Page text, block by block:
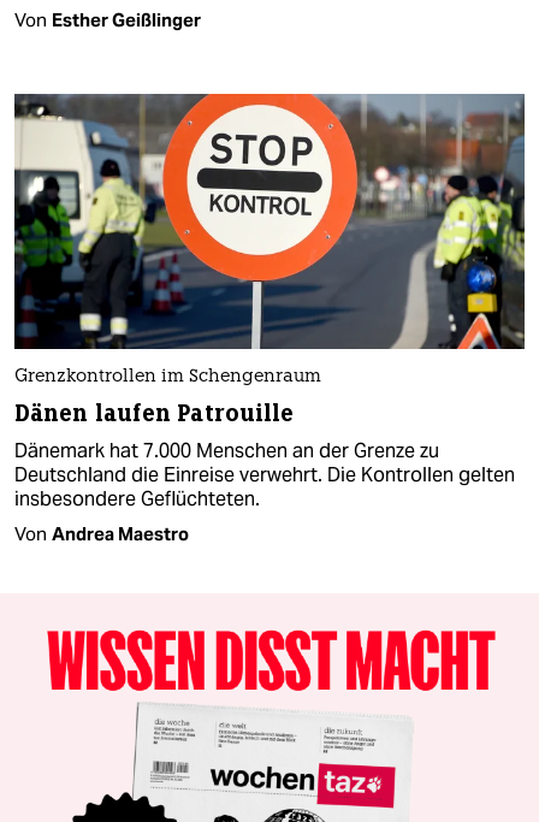
Von Esther Geißlinger
Grenzkontrollen im Schengenraum
Dänen laufen Patrouille
Dänemark hat 7.000 Menschen an der Grenze zu
Deutschland die Einreise verwehrt. Die Kontrollen gelten
insbesondere Geflüchteten.
Von Andrea Maestro